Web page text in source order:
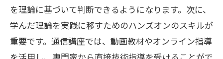
心身の健康に役立つ知識の習得
通信講座を活用したキャリアアップ
忙しい方に最適なセラピスト通信講座でリン
を理論に基づいて判断できるようになります。次に、
学んだ理論を実践に移すためのハンズオンのスキルが
重要です。通信講座では、動画教材やオンライン指導